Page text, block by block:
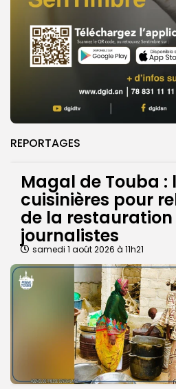
REPORTAGES
Magal de Touba :
cuisinières pour
de la restauration
journalistes
samedi 1 août 2026 à 11h21